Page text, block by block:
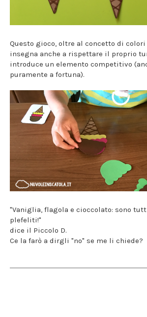
Questo gioco, oltre al concetto di
insegna anche a rispettare il proprio
introduce un elemento competitivo
puramente a fortuna).
"Vaniglia, flagola e cioccolato: sono
plefeliti!"
dice il Piccolo D.
Ce la farò a dirgli "no" se me li chiede?